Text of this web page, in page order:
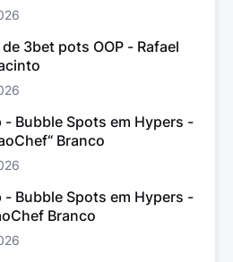
3bet pots OOP - Rafael
- Bubble Spots em Hypers -
Branco
- Bubble Spots em Hypers -
Branco